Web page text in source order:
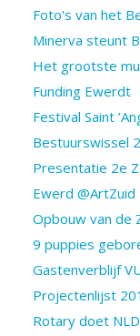
Foto's van het
Minerva steunt
Het grootste
Funding Ewerdt
Festival Saint
Bestuurswissel
Presentatie 2e
Ewerd @ArtZuid
Opbouw van de
9 puppies
Gastenverblijf
Projectenlijst
Rotary doet